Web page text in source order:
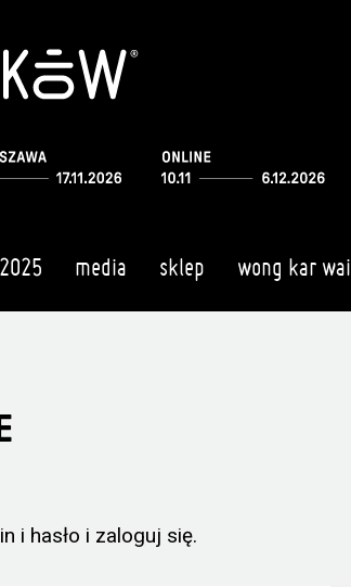
media sklep wong kar wai
i hasło i zaloguj się.